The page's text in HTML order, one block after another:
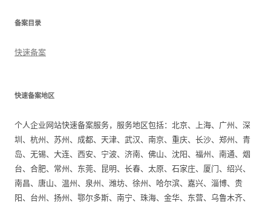
备案目录
快速备案
快速备案地区
个人企业网站快速备案服务，服务地区包括：北京、上海、广州、深
圳、杭州、苏州、成都、天津、武汉、南京、重庆、长沙、郑州、青
岛、无锡、大连、西安、宁波、济南、佛山、沈阳、福州、南通、烟
台、合肥、常州、东莞、昆明、长春、太原、石家庄、厦门、绍兴、
南昌、唐山、温州、泉州、潍坊、徐州、哈尔滨、嘉兴、淄博、贵
阳、台州、扬州、鄂尔多斯、南宁、珠海、金华、东营、乌鲁木齐、